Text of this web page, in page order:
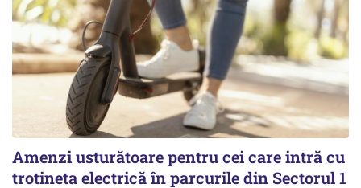
Amenzi usturătoare pentru cei care intră cu
trotineta electrică în parcurile din Sectorul 1